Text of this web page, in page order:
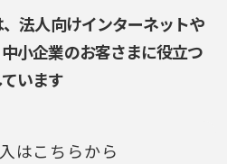
法人向けインターネットや
小企業のお客さまに役立つ
います
はこちらから